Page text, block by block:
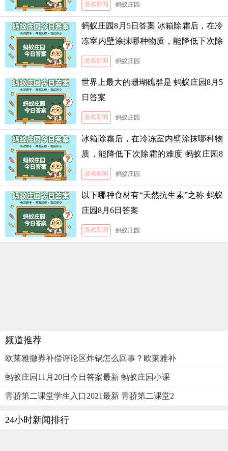
游戏新闻 蚂蚁庄园
蚂蚁庄园8月5日答案 冰箱除霜后，在冷
冻室内壁涂抹哪种物质，能降低下次除
霜的难度
游戏新闻 蚂蚁庄园
世界上最大的珊瑚礁群是 蚂蚁庄园8月5
日答案
游戏新闻 蚂蚁庄园
冰箱除霜后，在冷冻室内壁涂抹哪种物
质，能降低下次除霜的难度 蚂蚁庄园8
月5日答案
游戏新闻 蚂蚁庄园
以下哪种食材有“天然抗生素”之称 蚂蚁
庄园8月6日答案
游戏新闻 蚂蚁庄园
频道推荐
欧莱雅撒券补偿评论区炸锅怎么回事？欧莱雅补
蚂蚁庄园11月20日今日答案最新 蚂蚁庄园小课
青骄第二课堂学生入口2021最新 青骄第二课堂2
24小时新闻排行